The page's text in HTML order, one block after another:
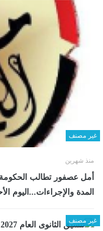
غير مصنف
منذ شهرين
أمل عصفور تطالب
المدة والإجراءات...اليوم الأحد، 7 يونيو 2026
غير مصنف